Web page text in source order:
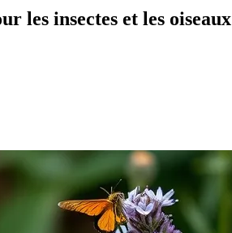
les insectes et les oiseaux